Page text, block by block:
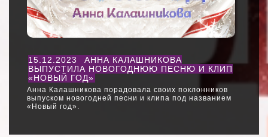
15.12.2023
АННА КАЛАШНИКОВА
ВЫПУСТИЛА НОВОГОДНЮЮ ПЕСНЮ И КЛИП
«НОВЫЙ ГОД»
Анна Калашникова порадовала своих поклонников
выпуском новогодней песни и клипа под названием
«Новый год».